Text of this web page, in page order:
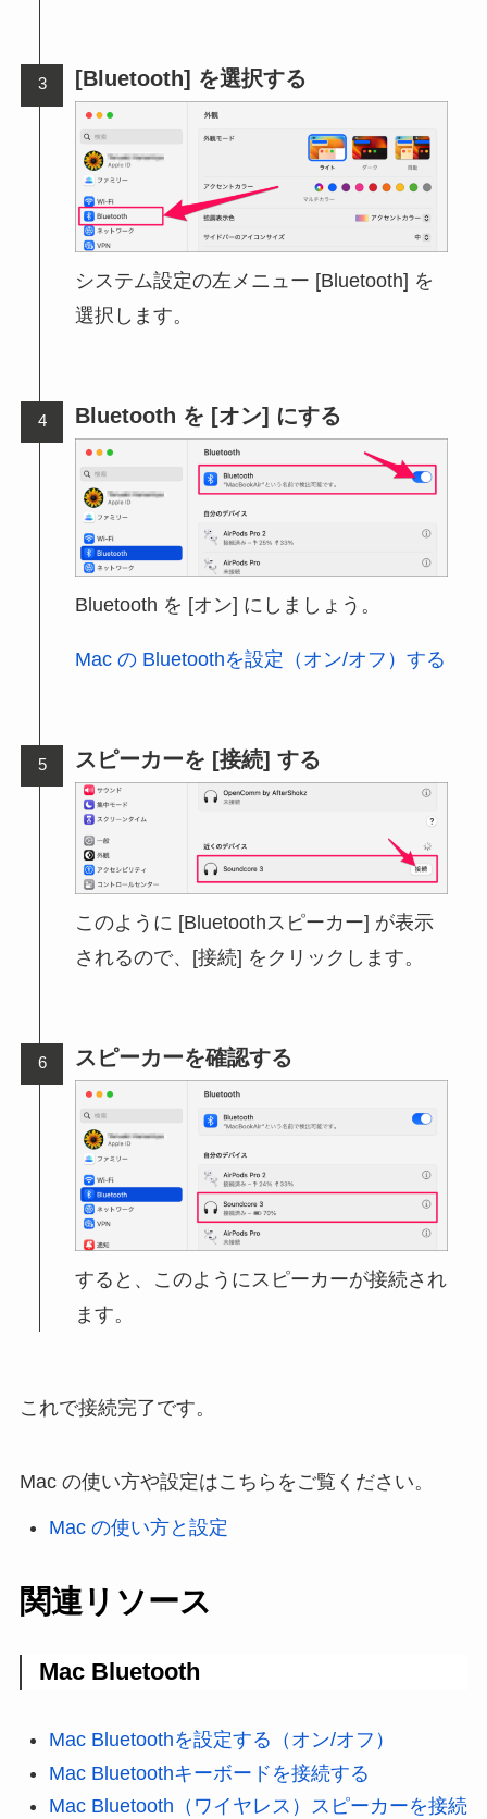
[Bluetooth] を選択する
システム設定の左メニュー [Bluetooth] を
選択します。
Bluetooth を [オン] にする
Bluetooth を [オン] にしましょう。
Mac の Bluetoothを設定（オン/オフ）する
スピーカーを [接続] する
このように [Bluetoothスピーカー] が表示
されるので、[接続] をクリックします。
スピーカーを確認する
すると、このようにスピーカーが接続され
ます。
これで接続完了です。
Mac の使い方や設定はこちらをご覧ください。
Mac の使い方と設定
関連リソース
Mac Bluetooth
Mac Bluetoothを設定する（オン/オフ）
Mac Bluetoothキーボードを接続する
Mac Bluetooth（ワイヤレス）スピーカーを接続